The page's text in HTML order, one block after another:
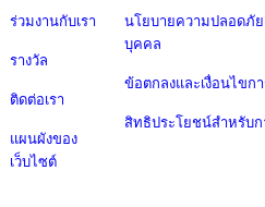
ร่วมงานกับเรา
รางวัล
ติดต่อเรา
แผนผังของ
เว็บไซต์
นโยบายความปลอดภั
บุคคล
ข้อตกลงและเงื่อนไขก
สิทธิประโยชน์สำหรับก